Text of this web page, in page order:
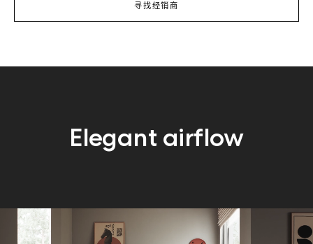
寻找经销商
Elegant airflow